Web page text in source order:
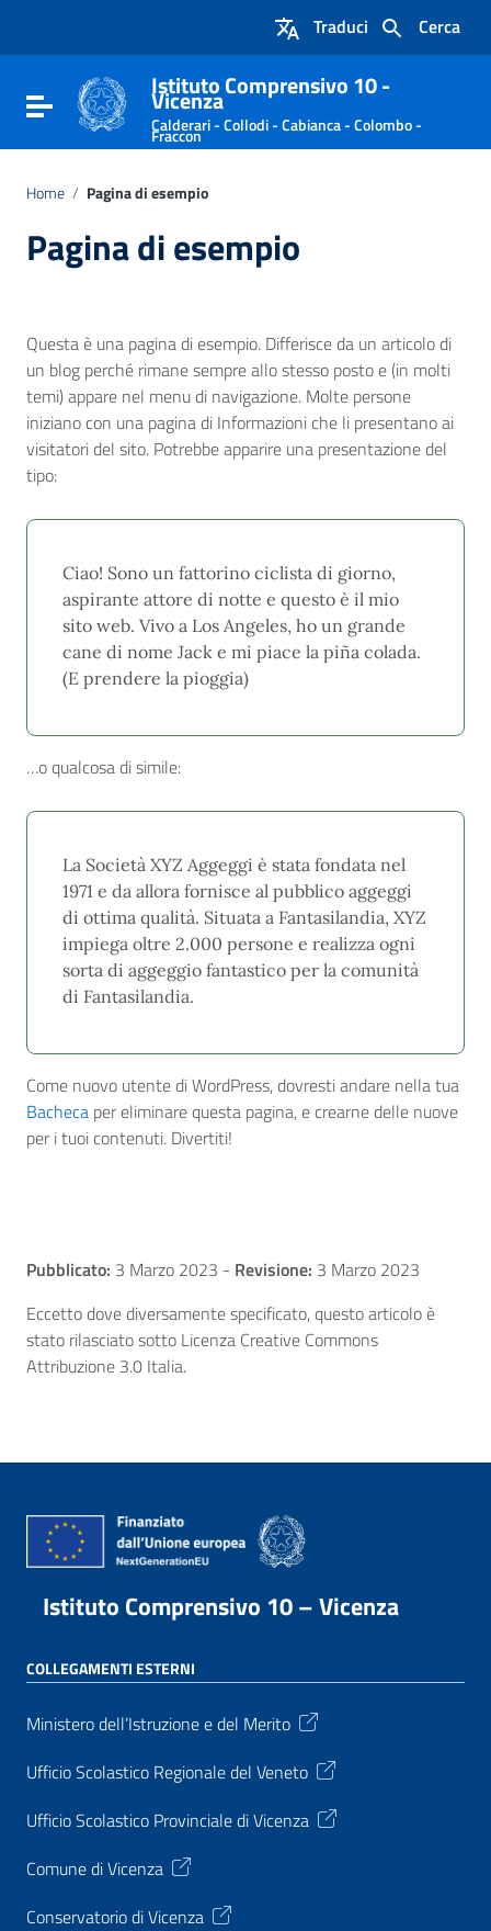
Vai al footer
Cerca
Traduci
Attiva / disattiva la navigazione
Istituto Comprensivo 10 -
Vicenza
Calderari - Collodi - Cabianca - Colombo -
Fraccon
Home / Pagina di esempio
Pagina di esempio
Questa è una pagina di esempio. Differisce da un articolo di
un blog perché rimane sempre allo stesso posto e (in molti
temi) appare nel menu di navigazione. Molte persone
iniziano con una pagina di Informazioni che li presentano ai
visitatori del sito. Potrebbe apparire una presentazione del
tipo:
Ciao! Sono un fattorino ciclista di giorno,
aspirante attore di notte e questo è il mio
sito web. Vivo a Los Angeles, ho un grande
cane di nome Jack e mi piace la piña colada.
(E prendere la pioggia)
…o qualcosa di simile:
La Società XYZ Aggeggi è stata fondata nel
1971 e da allora fornisce al pubblico aggeggi
di ottima qualità. Situata a Fantasilandia, XYZ
impiega oltre 2.000 persone e realizza ogni
sorta di aggeggio fantastico per la comunità
di Fantasilandia.
Come nuovo utente di WordPress, dovresti andare nella tua
Bacheca per eliminare questa pagina, e crearne delle nuove
per i tuoi contenuti. Divertiti!
Pubblicato: 3 Marzo 2023 - Revisione: 3 Marzo 2023
Eccetto dove diversamente specificato, questo articolo è
stato rilasciato sotto Licenza Creative Commons
Attribuzione 3.0 Italia.
Istituto Comprensivo 10 – Vicenza
COLLEGAMENTI ESTERNI
Ministero dell’Istruzione e del Merito
Ufficio Scolastico Regionale del Veneto
Ufficio Scolastico Provinciale di Vicenza
Comune di Vicenza
Conservatorio di Vicenza